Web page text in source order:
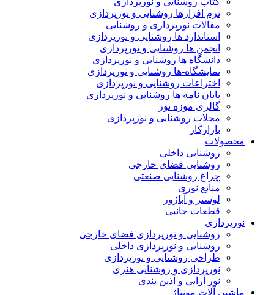
نرم افزارها روشنایی و نورپردازی
مقالات نورپردازی و روشنایی
استاندارد ها روشنایی و نورپردازی
انجمن ها روشنایی و نورپردازی
دانشگاه ها روشنایی و نورپردازی
نمایشگاه-ها روشنایی و نورپردازی
اختراعات روشنایی و نورپردازی
پایان نامه ها روشنایی و نورپردازی
گالری موزه نور
مجلات روشنایی و نورپردازی
بازارکار
محصولات
روشنایی داخلی
روشنایی فضای خارجی
چراغ روشنایی صنعتی
منابع نوری
لوستر و آباژور
قطعات جانبی
نورپردازی
روشنایی و نورپردازی فضای خارجی
روشنایی و نورپردازی داخلی
طراحی روشنایی و نورپردازی
نورپردازی و روشنایی هنری
نور آرایی و آذین بندی
ماشین آلات مونتاژ